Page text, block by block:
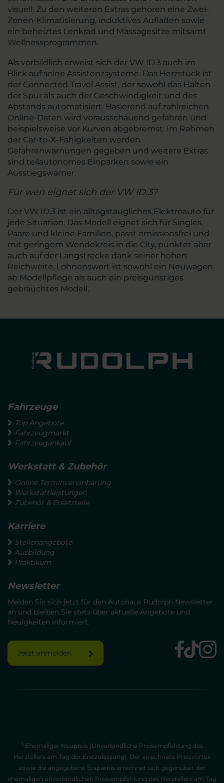
visuell. Zu den weiteren Extras gehören eine Zwei-
Zonen-Klimatisierung, induktives Aufladen sowie
ein beheiztes Lenkrad und Massagesitze mitsamt
Wellnessprogrammen.
Als vorbildlich erweist sich der VW ID.3 auch im
Blick auf seine Assistenzsysteme. Das Herzstück ist
der Connected Travel Assist, der sowohl das Halten
der Spur als auch der Geschwindigkeit und des
Abstands automatisiert. Basierend auf zahlreichen
Online-Daten wird vorausschauend gefahren und
beispielsweise vor Kurven abgebremst. Im Rahmen
der Car-to-X-Fähigkeiten werden
Gefahrenwarnungen gegeben und weitere Extras
sind teilautonomes Einparken sowie ein
Ausstiegswarner.
Für wen eignet sich der VW ID.3?
Der VW ID.3 ist ein alltagstaugliches Elektroauto für
jede Situation. Das Modell eignet sich für Singles,
Paare und kleine Familien, passt emissionsfrei und
mit geringem Wendekreis in die City, punktet aber
auch auf der Langstrecke dank seiner hohen
Reichweite. Lohnenswert ist sowohl ein Neuwagen
ab Modellpflege als auch ein preisgünstiges
gebrauchtes Modell.
Fahrzeuge
Top Angebote
Fahrzeugmarkt
Fahrzeugankauf
Werkstatt & Zubehör
Online Terminvereinbarung
Werkstattleistungen
Zubehör & Ersatzteile
Karriere
Stellenangebote
Ausbildung
Praktikum
Newsletter
Melden Sie sich jetzt für den Autohaus Rudolph Newsletter
an und bleiben Sie stets über aktuelle Angebote und
Neuigkeiten informiert.
Jetzt anmelden
1 Ehemaliger Neupreis (Unverbindliche Preisempfehlung des
Herstellers am Tag der Erstzulassung). Der errechnete Preisvorteil
sowie die angegebene Ersparnis errechnet sich gegenüber der
ehemaligen unverbindlichen Preisempfehlung des Herstellers am Tag